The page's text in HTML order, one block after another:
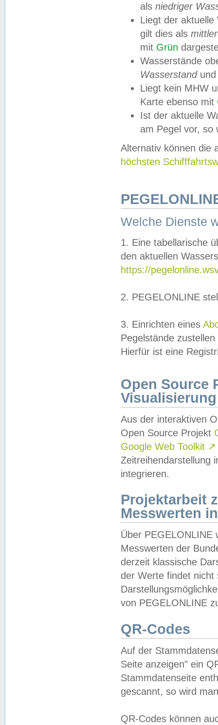
als niedriger
Liegt der
gilt dies als
mit Grün
Wasserstände
Wasserstandund
Liegt kein MHW
Karte ebenso mit
Ist der aktuelle
am Pegel vor,
Alternativ können die
höchsten
Welche Dienste
1. Eine tabellarische
den aktuellen
https://
2. PEGELONLINE
3. Einrichten eines
Pegelstände
Hierfür ist eine
Open Source
Visualisierung
Aus der interaktiven
Open Source Projekt
Google Web Toolkit ↗
Zeitreihendarstellung
integrieren.
Projektarbeit
Messwerten
Über PEGELONLINE
Messwerten der
derzeit klassische
der Werte findet
von PEGELONLINE
QR-Codes
Auf der
Seite anzeigen" ein
Stammdatenseite
gescannt, so wird
QR-Codes können